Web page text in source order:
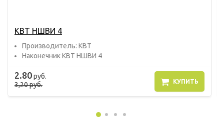
КВТ НШВИ 4
Прoизвoдитель: КВТ
Наконечник КВТ НШВИ 4
2.80руб.
3,20 руб.
КУПИТЬ